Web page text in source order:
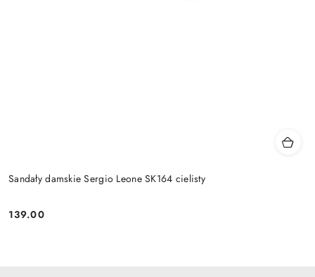
Sandały damskie Sergio Leone SK164 cielisty
Cena:
139.00